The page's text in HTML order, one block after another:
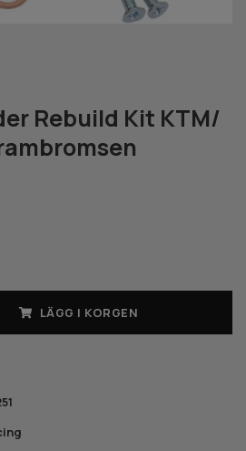
Rebuild Kit KTM/
LÄGG I KORGEN